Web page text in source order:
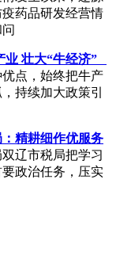
药品研发经营情
业 壮大“牛经济”
点，始终把牛产
持续加大政策引
精耕细作优服务
辽市税局把学习
政治任务，压实